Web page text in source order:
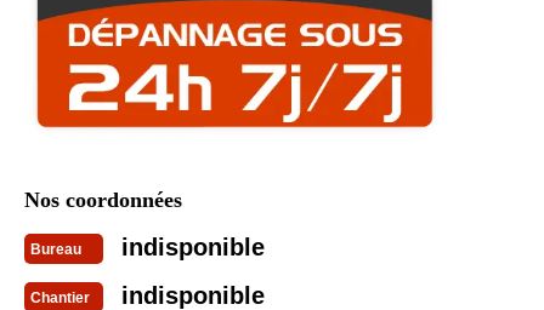
Nos coordonnées
Bureau indisponible
Chantier indisponible